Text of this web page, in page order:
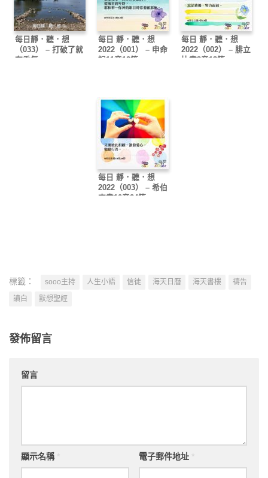
每日靜．聽．想
（033） – 打破了就
有香氣
每日 靜．聽．想
2022（001） – 申命
記11章12節
每日 靜．聽．想
2022（002） – 腓立
比書3章13節
每日 靜．聽．想
2022（003） – 希伯
來書10章24節
標籤： sooo主持 人生小語 信徒 海天日曆 海天書樓
禱告
讀白
默想聖經
發佈留言
留言
顯示名稱 電子郵件地址